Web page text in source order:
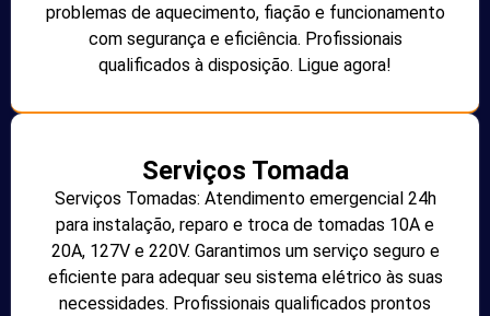
problemas de aquecimento, fiação e funcionamento
com segurança e eficiência. Profissionais
qualificados à disposição. Ligue agora!
Serviços Tomada
Serviços Tomadas: Atendimento emergencial 24h
para instalação, reparo e troca de tomadas 10A e
20A, 127V e 220V. Garantimos um serviço seguro e
eficiente para adequar seu sistema elétrico às suas
necessidades. Profissionais qualificados prontos